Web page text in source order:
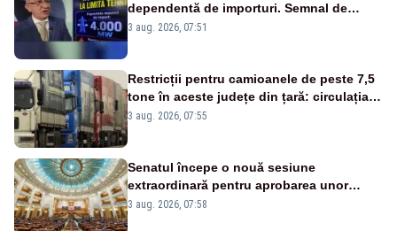
dependentă de importuri. Semnal de
alarmă tras de un expert în energie
3 aug. 2026, 07:51
Restricții pentru camioanele de peste 7,5
tone în aceste județe din țară: circulația
este interzisă luni, între orele 12:00 și
3 aug. 2026, 07:55
Senatul începe o nouă sesiune
extraordinară pentru aprobarea unor
jaloane din PNRR
3 aug. 2026, 07:58